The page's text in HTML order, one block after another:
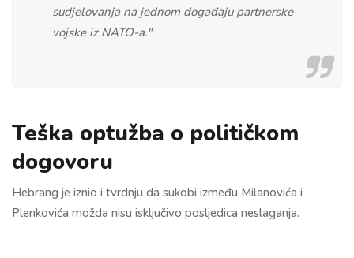
sudjelovanja na jednom događaju partnerske
vojske iz NATO-a."
Teška optužba o političkom
dogovoru
Hebrang je iznio i tvrdnju da sukobi između Milanovića i
Plenkovića možda nisu isključivo posljedica neslaganja.